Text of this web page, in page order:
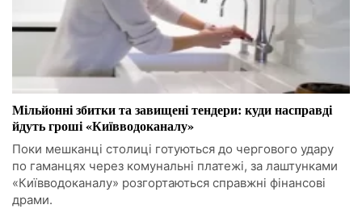
Мільйонні збитки та завищені тендери: куди насправді
йдуть гроші «Київводоканалу»
Поки мешканці столиці готуються до чергового удару
по гаманцях через комунальні платежі, за лаштунками
«Київводоканалу» розгортаються справжні фінансові
драми.